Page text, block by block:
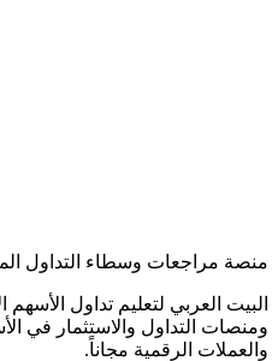
منصة مراجعات وسطاء التداول
البيت العربي لتعليم تداول
ومنصات التداول والاستثمار في
والعملات الرقمية مجاناً.